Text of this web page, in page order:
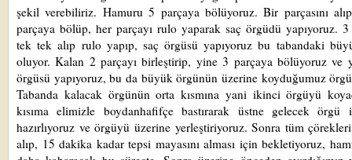
şekil verebiliriz. Hamuru 5 parçaya bölüyoruz. Bir parçasını
parçaya bölüp, her parçayı rulo yaparak saç örgüdü yapıyoruz. 3
tek tek alıp rulo yapıp, saç örgüsü yapıyoruz bu tabandaki
oluyor. Kalan 2 parçayı birleştirip, yine 3 parçaya bölüyoruz ve
örgüsü yapıyoruz, bu da büyük örgünün üzerine koyduğumuz
Tabanda kalacak örgünün orta kısmına yani ikinci örgüyü
kısıma elimizle boydanhafifçe bastırarak üstne gelecek örgü
hazırlıyoruz ve örgüyü üzerine yerleştiriyoruz. Sonra tüm
alıp, 15 dakika kadar tepsi mayasını alması için bekletiyoruz,